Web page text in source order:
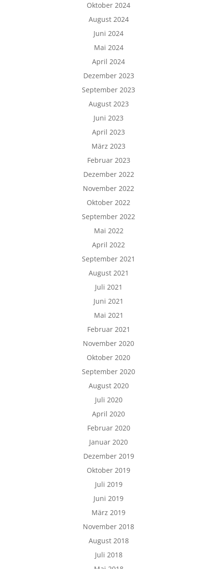
Oktober 2024
August 2024
Juni 2024
Mai 2024
April 2024
Dezember 2023
September 2023
August 2023
Juni 2023
April 2023
März 2023
Februar 2023
Dezember 2022
November 2022
Oktober 2022
September 2022
Mai 2022
April 2022
September 2021
August 2021
Juli 2021
Juni 2021
Mai 2021
Februar 2021
November 2020
Oktober 2020
September 2020
August 2020
Juli 2020
April 2020
Februar 2020
Januar 2020
Dezember 2019
Oktober 2019
Juli 2019
Juni 2019
März 2019
November 2018
August 2018
Juli 2018